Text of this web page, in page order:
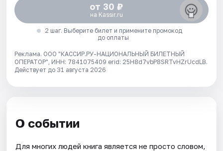
от 30 ₽
на Kassir.ru
2 шаг. Выберите билет и примените промокод
до оплаты
Реклама. ООО "КАССИР.РУ-НАЦИОНАЛЬНЫЙ БИЛЕТНЫЙ
ОПЕРАТОР", ИНН: 7841075409 erid: 25H8d7vbP8SRTvHZrUcdLB.
Действует до 31 августа 2026
О событии
Для многих людей книга является не просто словом,